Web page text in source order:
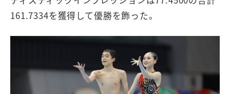
161.7334を獲得して優勝を飾った。